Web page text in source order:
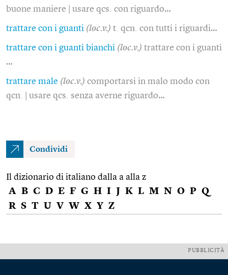
buone maniere | usare qcs. con riguardo…
trattare con i guanti (loc.v.) t. qcn. con tutti i riguardi…
trattare con i guanti bianchi (loc.v.) trattare con i guanti
…
trattare male (loc.v.) comportarsi in malo modo con
qcn. | usare qcs. senza averne riguardo…
Condividi
Il dizionario di italiano dalla a alla z
A B C D E F G H I J K L M N O P Q
R S T U V W X Y Z
PUBBLICITÀ